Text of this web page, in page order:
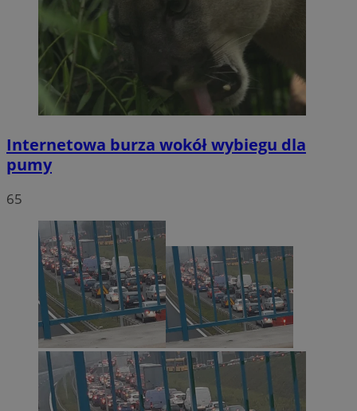
Internetowa burza wokół wybiegu dla
pumy
65